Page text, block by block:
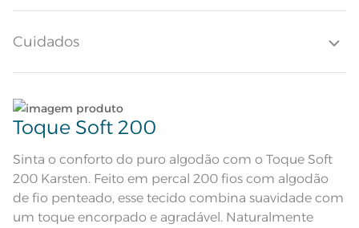
Quantidade de Peças
Atributos
abas de 4cm
Descrição Visual
Fronha verde com estampa de
folhas. Lençol com elástico em poá
Composição 100% Algodão
Cuidados
Lave tipos de tecidos distintos separadamente;
Não lave cores claras e cores escuras no mesmo
ciclo;
Lave as peças no ciclo leve, suave ou delicado de
sua lavadora;
Toque Soft 200
Sinta o conforto do puro algodão com o Toque Soft
200 Karsten. Feito em percal 200 fios com algodão
de fio penteado, esse tecido combina suavidade com
um toque encorpado e agradável. Naturalmente